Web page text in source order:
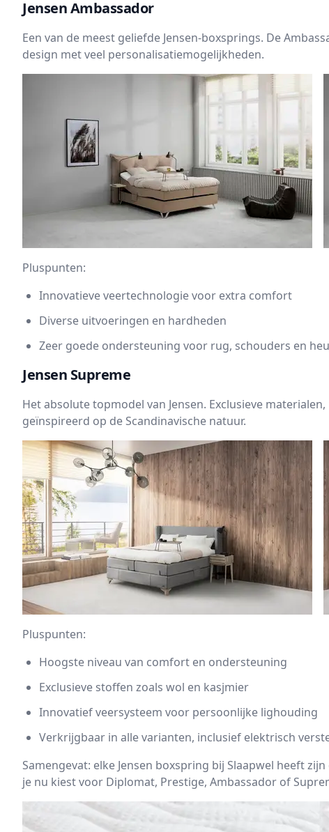
Jensen Ambassador
Een van de meest geliefde Jensen-boxsprings. De
design met veel personalisatiemogelijkheden.
Pluspunten:
Innovatieve veertechnologie voor extra comfort
Diverse uitvoeringen en hardheden
Zeer goede ondersteuning voor rug, schouders en
Jensen Supreme
Het absolute topmodel van Jensen. Exclusieve
geïnspireerd op de Scandinavische natuur.
Pluspunten:
Hoogste niveau van comfort en ondersteuning
Exclusieve stoffen zoals wol en kasjmier
Innovatief veersysteem voor persoonlijke lighouding
Verkrijgbaar in alle varianten, inclusief elektrisch
Samengevat: elke Jensen boxspring bij Slaapwel heeft
je nu kiest voor Diplomat, Prestige, Ambassador of